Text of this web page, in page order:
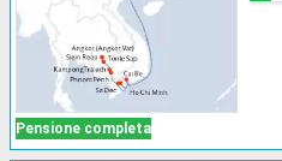
Pensione completa